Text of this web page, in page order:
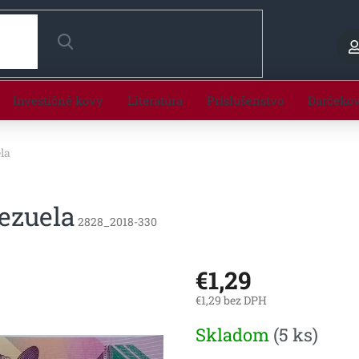
HĽADAŤ
Investičné kovy Literatúra Príslušenstvo
2828_2018-330
€1,29
€1,29 bez DPH
cena:
Skladom (5 ks)